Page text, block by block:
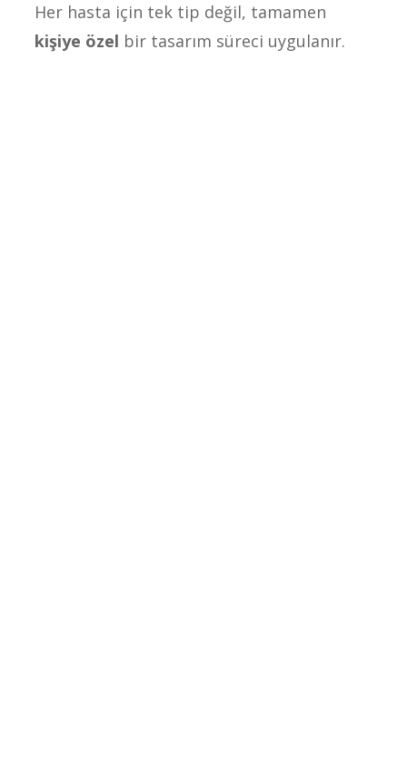
Her hasta için tek tip değil, tamamen
kişiye özel bir tasarım süreci uygulanır.